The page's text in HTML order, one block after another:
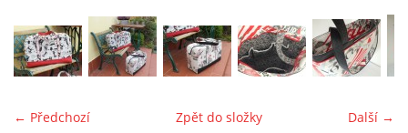
← Předchozí Další →
Zpět do složky